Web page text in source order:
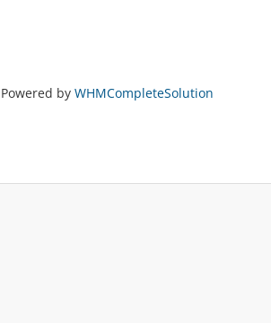
Powered by WHMCompleteSolution